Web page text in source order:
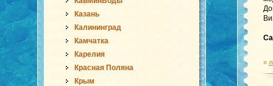
Казань
Калининград
Камчатка
Карелия
Красная Поляна
Крым
»